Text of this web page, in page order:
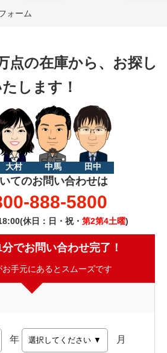
ォーム
点の在庫から、お探し
します！
大村 中馬 田中
てのお問い合わせは
888-5800
休日：日・祝・ 第2第4土曜)
でお問い合わせ完了！
お手元にあるとスムーズです
年 月